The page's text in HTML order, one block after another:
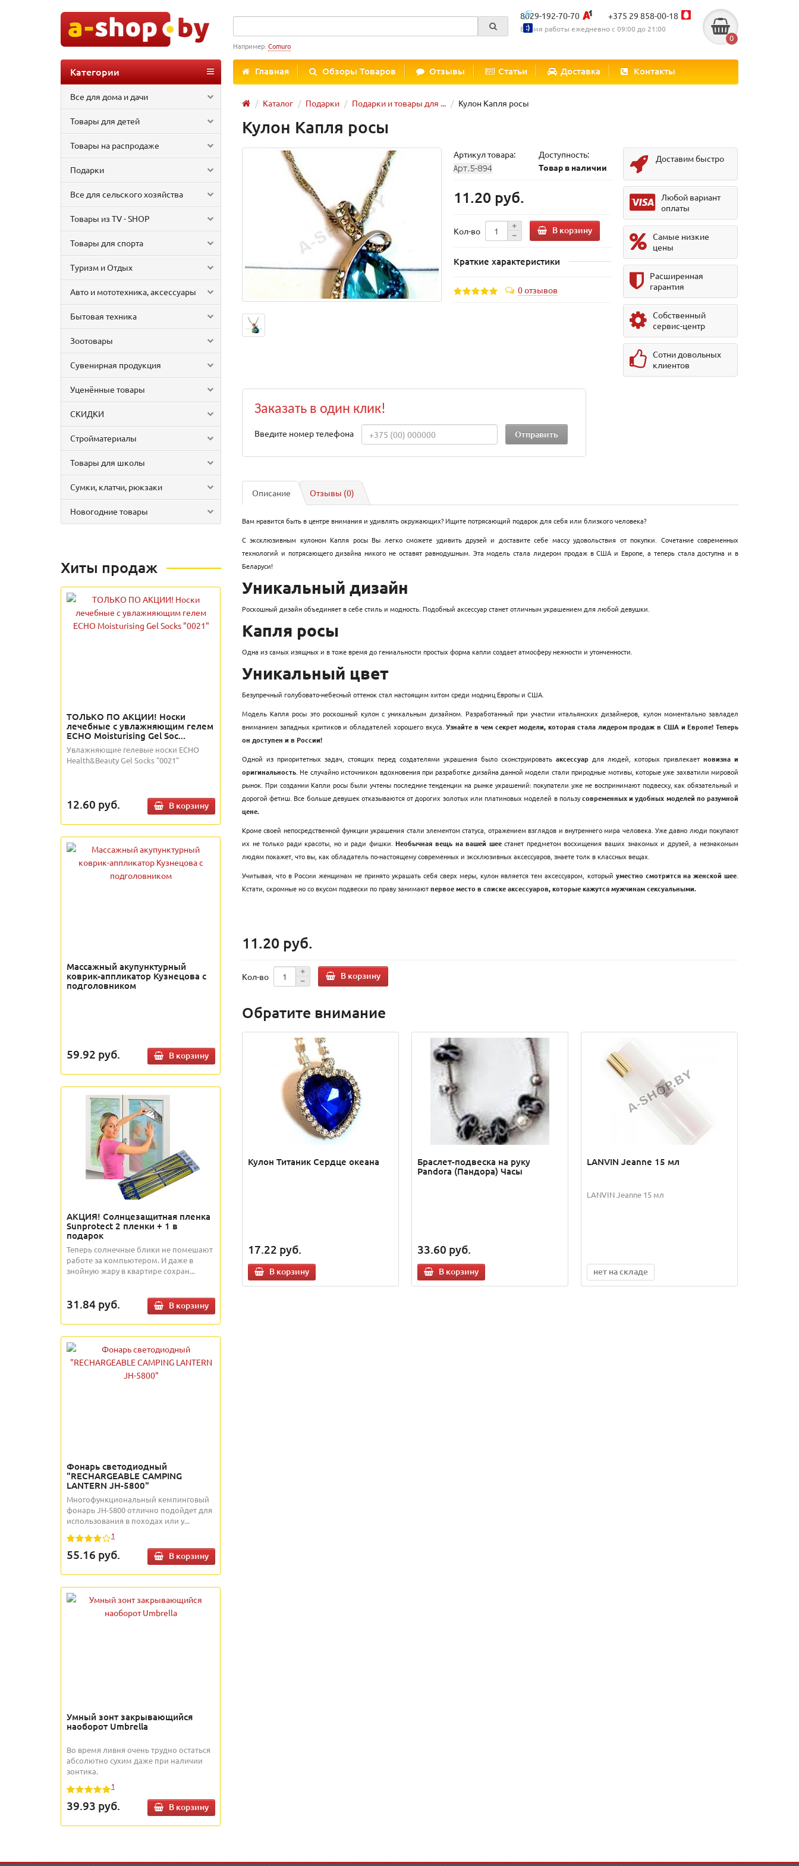
8029-192-70-70 +375 29 858-00-18
Время работы ежедневно с 09:00 до 21:00
0
Например: Comuro
Главная Обзоры Товаров Отзывы Статьи Доставка Контакты
Категории
Все для дома и дачи
Товары для детей
Товары на распродаже
Подарки
Все для сельского хозяйства
Товары из TV - SHOP
Товары для спорта
Туризм и Отдых
Авто и мототехника, аксессуары
Бытовая техника
Зоотовары
Сувенирная продукция
Уценённые товары
СКИДКИ
Стройматериалы
Товары для школы
Сумки, клатчи, рюкзаки
Новогодние товары
Каталог Подарки Подарки и товары для ... Кулон Капля росы
Хиты продаж
ТОЛЬКО ПО АКЦИИ! Носки
лечебные с увлажняющим гелем
ECHO Moisturising Gel Soc...
Увлажняющие гелевые носки ECHO
Health&Beauty Gel Socks "0021"
12.60 руб. В корзину
Массажный акупунктурный
коврик-аппликатор Кузнецова с
подголовником
59.92 руб. В корзину
АКЦИЯ! Солнцезащитная пленка
Sunprotect 2 пленки + 1 в
подарок
Теперь солнечные блики не помешают
работе за компьютером. И даже в
знойную жару в квартире сохран...
31.84 руб. В корзину
Фонарь светодиодный
"RECHARGEABLE CAMPING
LANTERN JH-5800"
Многофункциональный кемпинговый
фонарь JH-5800 отлично подойдет для
использования в походах или у...
1
55.16 руб. В корзину
Умный зонт закрывающийся
наоборот Umbrella
Во время ливня очень трудно остаться
абсолютно сухим даже при наличии
зонтика.
1
39.93 руб. В корзину
Кулон Капля росы
Артикул товара:
Доступность:
Товар в наличии
11.20 руб.
Кол-во В корзину
Краткие характеристики
0 отзывов
Доставим быстро
Любой вариант
оплаты
Самые низкие
цены
Расширенная
гарантия
Собственный
сервис-центр
Сотни довольных
клиентов
Заказать в один клик!
Введите номер телефона
Описание Отзывы (0)
Вам нравится быть в центре внимания и удивлять окружающих? Ищите потрясающий подарок для себя или близкого человека?
С эксклюзивным кулоном Капля росы Вы легко сможете удивить друзей и доставите себе массу удовольствия от покупки. Сочетание современных
технологий и потрясающего дизайна никого не оставят равнодушным. Эта модель стала лидером продаж в США и Европе, а теперь стала доступна и в
Беларуси!
Уникальный дизайн
Роскошный дизайн объединяет в себе стиль и модность. Подобный аксессуар станет отличным украшением для любой девушки.
Капля росы
Одна из самых изящных и в тоже время до гениальности простых форма капли создает атмосферу нежности и утонченности.
Уникальный цвет
Безупречный голубовато-небесный оттенок стал настоящим хитом среди модниц Европы и США.
Модель Капля росы это роскошный кулон с уникальным дизайном. Разработанный при участии итальянских дизайнеров, кулон моментально завладел
вниманием западных критиков и обладателей хорошего вкуса.Узнайте в чем секрет модели, которая стала лидером продаж в США и Европе! Теперь
он доступен и в России!
Одной из приоритетных задач, стоящих перед создателями украшения было сконструировать аксессуар для людей, которых привлекает новизна и
оригинальность . Не случайно источником вдохновения при разработке дизайна данной модели стали природные мотивы, которые уже захватили мировой
рынок. При создании Капли росы были учтены последние тенденции на рынке украшений: покупатели уже не воспринимают подвеску, как обязательный и
дорогой фетиш. Все больше девушек отказываются от дорогих золотых или платиновых моделей в пользусовременных и удобных моделей по разумной
цене.
Кроме своей непосредственной функции украшения стали элементом статуса, отражением взглядов и внутреннего мира человека. Уже давно люди покупают
их не только ради красоты, но и ради фишки.Необычная вещь на вашей шеестанет предметом восхищения ваших знакомых и друзей, а незнакомым
людям покажет, что вы, как обладатель по-настоящему современных и эксклюзивных аксессуаров, знаете толк в классных вещах.
Учитывая, что в России женщинам не принято украшать себя сверх меры, кулон является тем аксессуаром, который уместно смотрится на женской шее
Кстати, скромные но со вкусом подвески по праву занимаютпервое место в списке аксессуаров, которые кажутся мужчинам сексуальными.
11.20 руб.
Кол-во В корзину
Обратите внимание
Кулон Титаник Сердце океана
17.22 руб.
В корзину
Браслет-подвеска на руку
Pandora (Пандора) Часы
33.60 руб.
В корзину
LANVIN Jeanne 15 мл
LANVIN Jeanne 15 мл
нет на складе